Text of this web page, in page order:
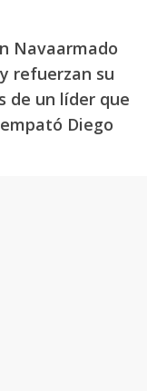
Navaarmado
refuerzan su
de un líder que
Diego